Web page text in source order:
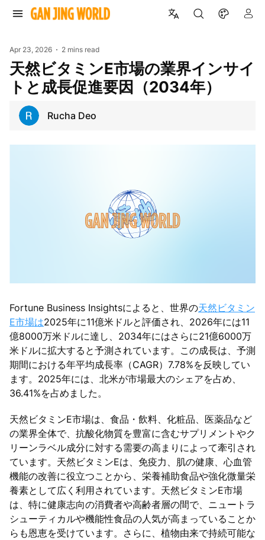
Apr 23, 2026 2 mins read
天然ビタミンE市場の業界インサイ
トと成長促進要因（2034年）
Rucha Deo
Fortune Business Insightsによると、世界の天然ビタミン
E市場は2025年に11億米ドルと評価され、2026年には11
億8000万米ドルに達し、2034年にはさらに21億6000万
米ドルに拡大すると予測されています。この成長は、予測
期間における年平均成長率（CAGR）7.78%を反映してい
ます。2025年には、北米が市場最大のシェアを占め、
36.41%を占めました。
天然ビタミンE市場は、食品・飲料、化粧品、医薬品など
の業界全体で、抗酸化物質を豊富に含むサプリメントやク
リーンラベル成分に対する需要の高まりによって牽引され
ています。天然ビタミンEは、免疫力、肌の健康、心血管
機能の改善に役立つことから、栄養補助食品や強化微量栄
養素として広く利用されています。天然ビタミンE市場
は、特に健康志向の消費者や高齢者層の間で、ニュートラ
シューティカルや機能性食品の人気が高まっていることか
らも恩恵を受けています。さらに、植物由来で持続可能な